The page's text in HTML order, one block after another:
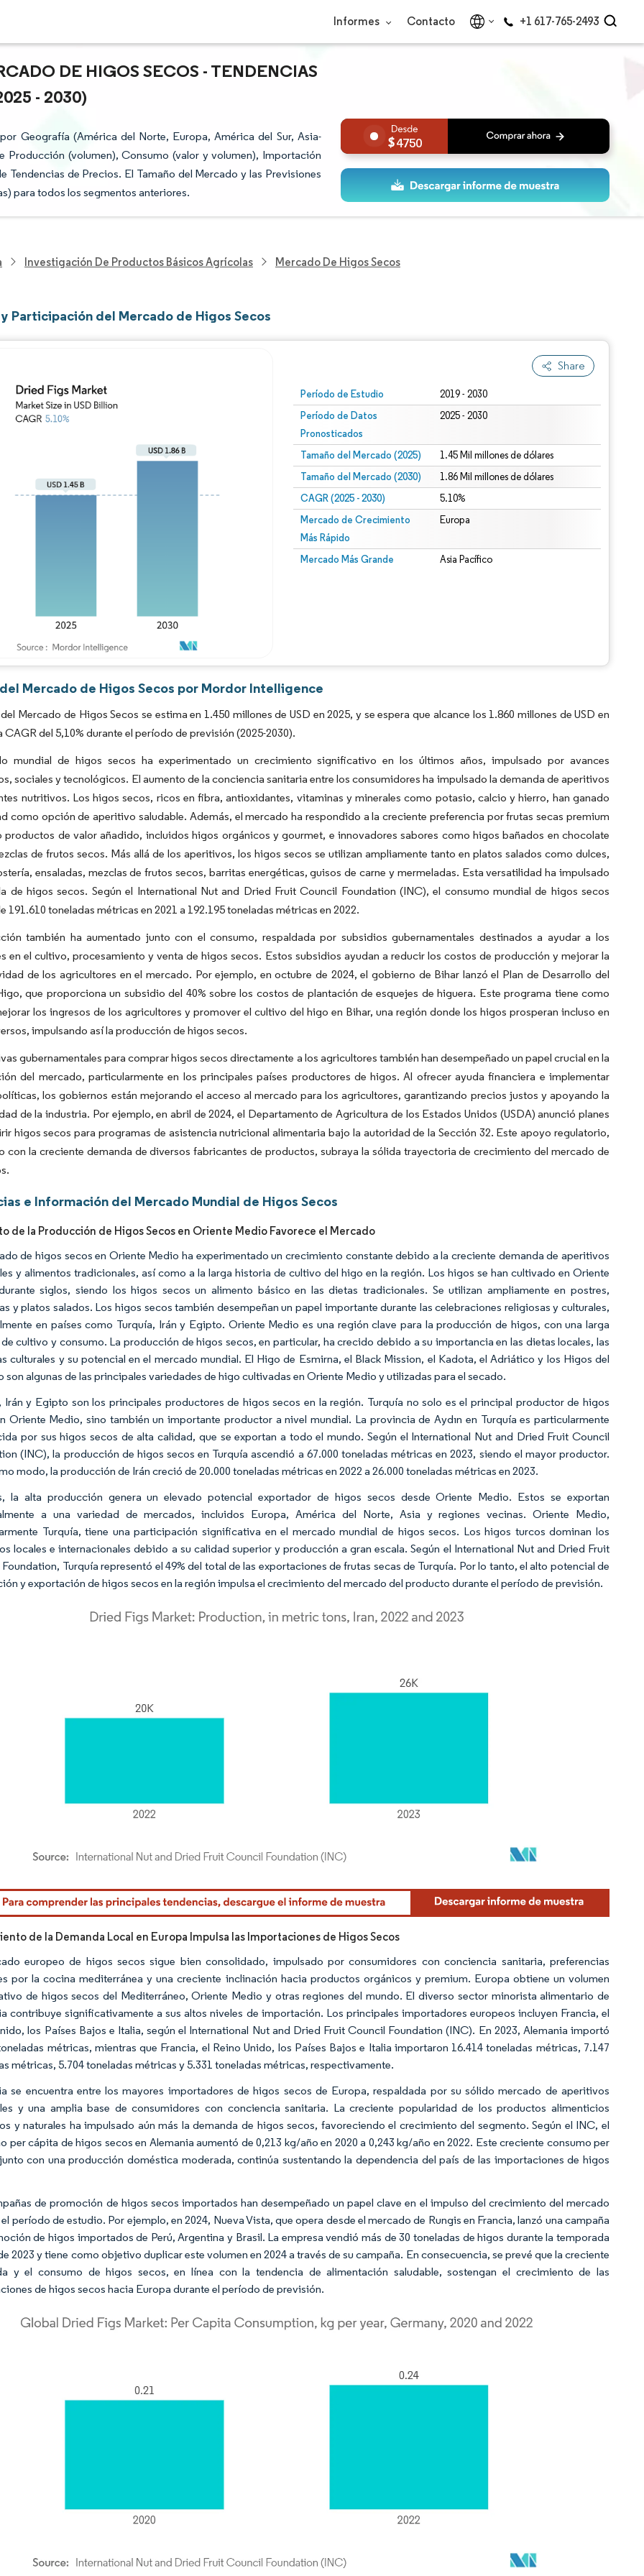
Informes Contacto +1 617-765-2493
DE HIGOS SECOS - TENDENCIAS
- 2030)
Geografía (América del Norte, Europa, América del Sur, Asia-
(volumen), Consumo (valor y volumen), Importación
de Precios. El Tamaño del Mercado y las Previsiones
para todos los segmentos anteriores.
4750
Investigación De Productos Básicos Agrícolas Mercado De Higos Secos
y Participación del Mercado de Higos Secos
Share
Período de Estudio 2019 - 2030
Período de Datos
Pronosticados
2025 - 2030
Tamaño del Mercado (2025) 1.45 Mil millones de dólares
Tamaño del Mercado (2030) 1.86 Mil millones de dólares
CAGR (2025 - 2030) 5.10%
Mercado de Crecimiento
Más Rápido
Europa
Mercado Más Grande Asia Pacífico
Mercado de Higos Secos por Mordor Intelligence
Mercado de Higos Secos se estima en 1.450 millones de USD en 2025, y se espera que alcance los 1.860 millones de USD en
CAGR del 5,10% durante el período de previsión (2025-2030).
mundial de higos secos ha experimentado un crecimiento significativo en los últimos años, impulsado por avances
sociales y tecnológicos. El aumento de la conciencia sanitaria entre los consumidores ha impulsado la demanda de aperitivos
nutritivos. Los higos secos, ricos en fibra, antioxidantes, vitaminas y minerales como potasio, calcio y hierro, han ganado
como opción de aperitivo saludable. Además, el mercado ha respondido a la creciente preferencia por frutas secas premium
productos de valor añadido, incluidos higos orgánicos y gourmet, e innovadores sabores como higos bañados en chocolate
de frutos secos. Más allá de los aperitivos, los higos secos se utilizan ampliamente tanto en platos salados como dulces,
ensaladas, mezclas de frutos secos, barritas energéticas, guisos de carne y mermeladas. Esta versatilidad ha impulsado
de higos secos. Según el International Nut and Dried Fruit Council Foundation (INC), el consumo mundial de higos secos
191.610 toneladas métricas en 2021 a 192.195 toneladas métricas en 2022.
también ha aumentado junto con el consumo, respaldada por subsidios gubernamentales destinados a ayudar a los
en el cultivo, procesamiento y venta de higos secos. Estos subsidios ayudan a reducir los costos de producción y mejorar la
de los agricultores en el mercado. Por ejemplo, en octubre de 2024, el gobierno de Bihar lanzó el Plan de Desarrollo del
que proporciona un subsidio del 40% sobre los costos de plantación de esquejes de higuera. Este programa tiene como
los ingresos de los agricultores y promover el cultivo del higo en Bihar, una región donde los higos prosperan incluso en
impulsando así la producción de higos secos.
gubernamentales para comprar higos secos directamente a los agricultores también han desempeñado un papel crucial en la
del mercado, particularmente en los principales países productores de higos. Al ofrecer ayuda financiera e implementar
los gobiernos están mejorando el acceso al mercado para los agricultores, garantizando precios justos y apoyando la
de la industria. Por ejemplo, en abril de 2024, el Departamento de Agricultura de los Estados Unidos (USDA) anunció planes
higos secos para programas de asistencia nutricional alimentaria bajo la autoridad de la Sección 32. Este apoyo regulatorio,
con la creciente demanda de diversos fabricantes de productos, subraya la sólida trayectoria de crecimiento del mercado de
e Información del Mercado Mundial de Higos Secos
de la Producción de Higos Secos en Oriente Medio Favorece el Mercado
de higos secos en Oriente Medio ha experimentado un crecimiento constante debido a la creciente demanda de aperitivos
y alimentos tradicionales, así como a la larga historia de cultivo del higo en la región. Los higos se han cultivado en Oriente
siglos, siendo los higos secos un alimento básico en las dietas tradicionales. Se utilizan ampliamente en postres,
y platos salados. Los higos secos también desempeñan un papel importante durante las celebraciones religiosas y culturales,
en países como Turquía, Irán y Egipto. Oriente Medio es una región clave para la producción de higos, con una larga
cultivo y consumo. La producción de higos secos, en particular, ha crecido debido a su importancia en las dietas locales, las
culturales y su potencial en el mercado mundial. El Higo de Esmirna, el Black Mission, el Kadota, el Adriático y los Higos del
son algunas de las principales variedades de higo cultivadas en Oriente Medio y utilizadas para el secado.
Irán y Egipto son los principales productores de higos secos en la región. Turquía no solo es el principal productor de higos
Oriente Medio, sino también un importante productor a nivel mundial. La provincia de Aydın en Turquía es particularmente
por sus higos secos de alta calidad, que se exportan a todo el mundo. Según el International Nut and Dried Fruit Council
(INC), la producción de higos secos en Turquía ascendió a 67.000 toneladas métricas en 2023, siendo el mayor productor.
modo, la producción de Irán creció de 20.000 toneladas métricas en 2022 a 26.000 toneladas métricas en 2023.
la alta producción genera un elevado potencial exportador de higos secos desde Oriente Medio. Estos se exportan
a una variedad de mercados, incluidos Europa, América del Norte, Asia y regiones vecinas. Oriente Medio,
Turquía, tiene una participación significativa en el mercado mundial de higos secos. Los higos turcos dominan los
locales e internacionales debido a su calidad superior y producción a gran escala. Según el International Nut and Dried Fruit
Turquía representó el 49% del total de las exportaciones de frutas secas de Turquía. Por lo tanto, el alto potencial de
y exportación de higos secos en la región impulsa el crecimiento del mercado del producto durante el período de previsión.
Intelligence. El uso requiere atribución según CC BY 4.0.
de la Demanda Local en Europa Impulsa las Importaciones de Higos Secos
europeo de higos secos sigue bien consolidado, impulsado por consumidores con conciencia sanitaria, preferencias
por la cocina mediterránea y una creciente inclinación hacia productos orgánicos y premium. Europa obtiene un volumen
de higos secos del Mediterráneo, Oriente Medio y otras regiones del mundo. El diverso sector minorista alimentario de
contribuye significativamente a sus altos niveles de importación. Los principales importadores europeos incluyen Francia, el
los Países Bajos e Italia, según el International Nut and Dried Fruit Council Foundation (INC). En 2023, Alemania importó
métricas, mientras que Francia, el Reino Unido, los Países Bajos e Italia importaron 16.414 toneladas métricas, 7.147
métricas, 5.704 toneladas métricas y 5.331 toneladas métricas, respectivamente.
se encuentra entre los mayores importadores de higos secos de Europa, respaldada por su sólido mercado de aperitivos
y una amplia base de consumidores con conciencia sanitaria. La creciente popularidad de los productos alimenticios
y naturales ha impulsado aún más la demanda de higos secos, favoreciendo el crecimiento del segmento. Según el INC, el
per cápita de higos secos en Alemania aumentó de 0,213 kg/año en 2020 a 0,243 kg/año en 2022. Este creciente consumo per
con una producción doméstica moderada, continúa sustentando la dependencia del país de las importaciones de higos
de promoción de higos secos importados han desempeñado un papel clave en el impulso del crecimiento del mercado
período de estudio. Por ejemplo, en 2024, Nueva Vista, que opera desde el mercado de Rungis en Francia, lanzó una campaña
de higos importados de Perú, Argentina y Brasil. La empresa vendió más de 30 toneladas de higos durante la temporada
2023 y tiene como objetivo duplicar este volumen en 2024 a través de su campaña. En consecuencia, se prevé que la creciente
y el consumo de higos secos, en línea con la tendencia de alimentación saludable, sostengan el crecimiento de las
de higos secos hacia Europa durante el período de previsión.